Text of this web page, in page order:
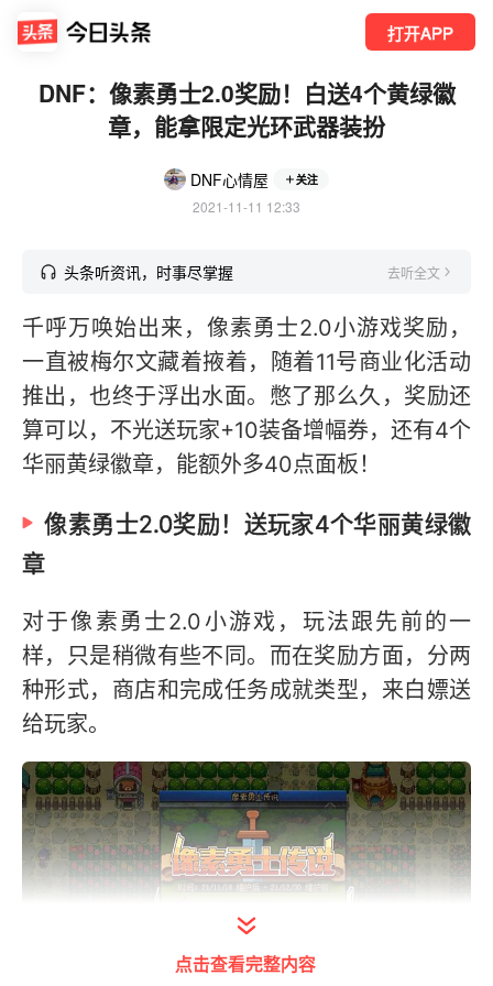
打开APP
DNF：像素勇士2.0奖励！白送4个黄绿徽
章，能拿限定光环武器装扮
DNF心情屋 关注
2021-11-11 12:33
头条听资讯，时事尽掌握 去听全文
千呼万唤始出来，像素勇士2.0小游戏奖励，
一直被梅尔文藏着掖着，随着11号商业化活动
推出，也终于浮出水面。憋了那么久，奖励还
算可以，不光送玩家+10装备增幅券，还有4个
华丽黄绿徽章，能额外多40点面板！
像素勇士2.0奖励！送玩家4个华丽黄绿徽
章
对于像素勇士2.0小游戏，玩法跟先前的一
样，只是稍微有些不同。而在奖励方面，分两
种形式，商店和完成任务成就类型，来白嫖送
给玩家。
点击查看完整内容